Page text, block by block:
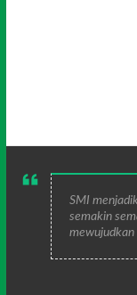
SMI
semakin
mewujudkan